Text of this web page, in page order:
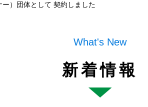
）団体として 契約しました
What's New
新着情報